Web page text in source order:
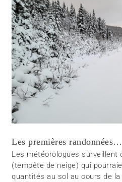
Les premières randonnées…
Les météorologues surveillent
(tempête de neige) qui
quantités au sol au cours de